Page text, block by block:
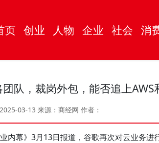
页 创业 人物 企业 社会 消
队，裁岗外包，能否追上AWS
03-13 来源：商经网 作者：
幕》3月13日报道，谷歌再次对云业务进